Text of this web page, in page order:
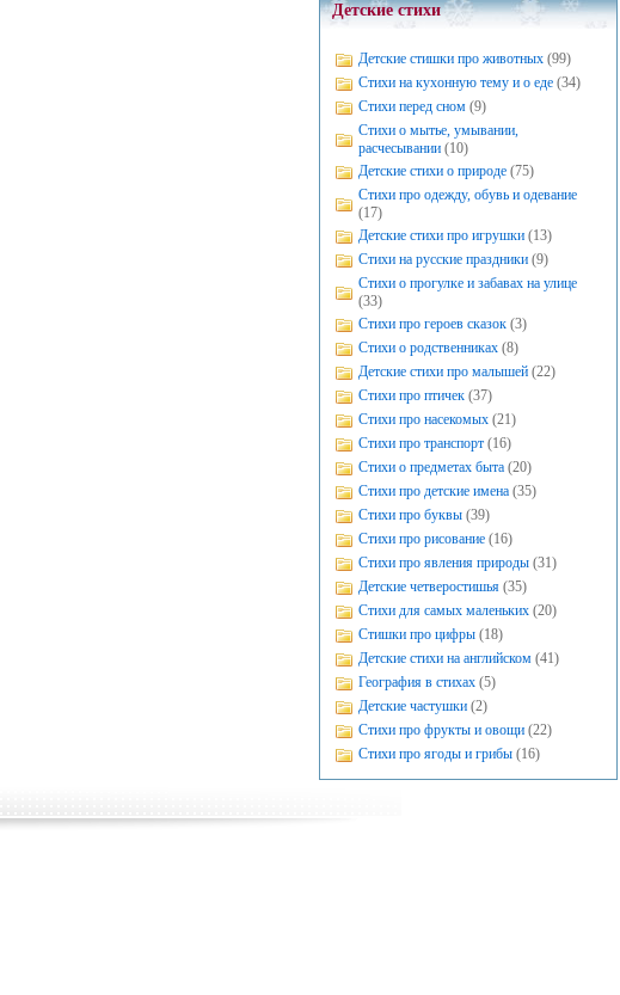
Детские стихи
Детские стишки про животных (99)
Стихи на кухонную тему и о еде (34)
Стихи перед сном (9)
Стихи о мытье, умывании,
расчесывании (10)
Детские стихи о природе (75)
Стихи про одежду, обувь и одевание
(17)
Детские стихи про игрушки (13)
Стихи на русские праздники (9)
Стихи о прогулке и забавах на улице
(33)
Стихи про героев сказок (3)
Стихи о родственниках (8)
Детские стихи про малышей (22)
Стихи про птичек (37)
Стихи про насекомых (21)
Стихи про транспорт (16)
Стихи о предметах быта (20)
Стихи про детские имена (35)
Стихи про буквы (39)
Стихи про рисование (16)
Стихи про явления природы (31)
Детские четверостишья (35)
Стихи для самых маленьких (20)
Стишки про цифры (18)
Детские стихи на английском (41)
География в стихах (5)
Детские частушки (2)
Стихи про фрукты и овощи (22)
Стихи про ягоды и грибы (16)